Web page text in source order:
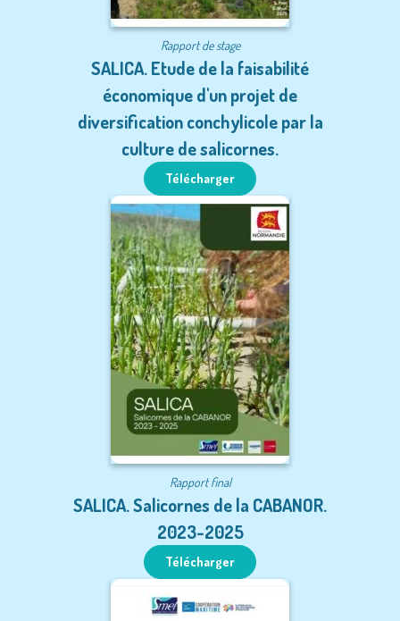
Rapport de stage
SALICA. Etude de la faisabilité
économique d'un projet de
diversification conchylicole par la
culture de salicornes.
Télécharger
Rapport final
SALICA. Salicornes de la CABANOR.
2023-2025
Télécharger